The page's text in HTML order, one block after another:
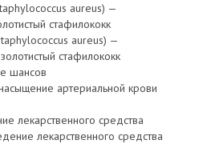
aureus) —
стафилококк
aureus) —
стафилококк
шансов
артериальной крови
лекарственного средства
лекарственного средства